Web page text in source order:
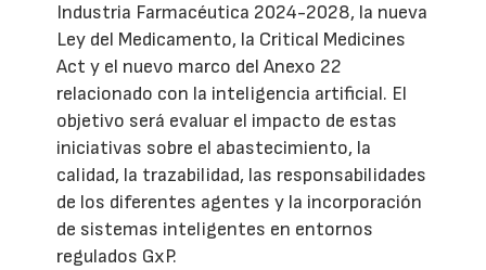
Industria Farmacéutica 2024-2028, la nueva
Ley del Medicamento, la Critical Medicines
Act y el nuevo marco del Anexo 22
relacionado con la inteligencia artificial. El
objetivo será evaluar el impacto de estas
iniciativas sobre el abastecimiento, la
calidad, la trazabilidad, las responsabilidades
de los diferentes agentes y la incorporación
de sistemas inteligentes en entornos
regulados GxP.